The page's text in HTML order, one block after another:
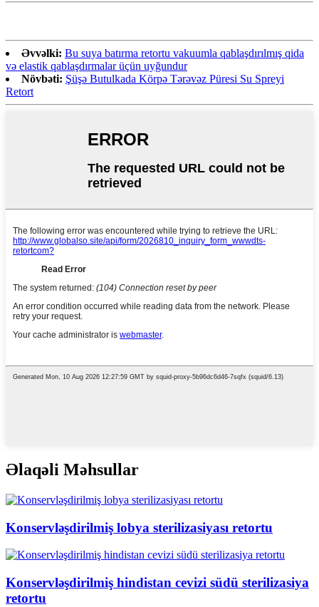
Əvvəlki: Bu suya batırma retortu vakuumla qablaşdırılmış qida
və elastik qablaşdırmalar üçün uyğundur
Növbəti: Şüşə Butulkada Körpə Tərəvəz Püresi Su Spreyi
Retort
Əlaqəli Məhsullar
Konservləşdirilmiş lobya sterilizasiyası retortu
Konservləşdirilmiş hindistan cevizi südü sterilizasiya
retortu